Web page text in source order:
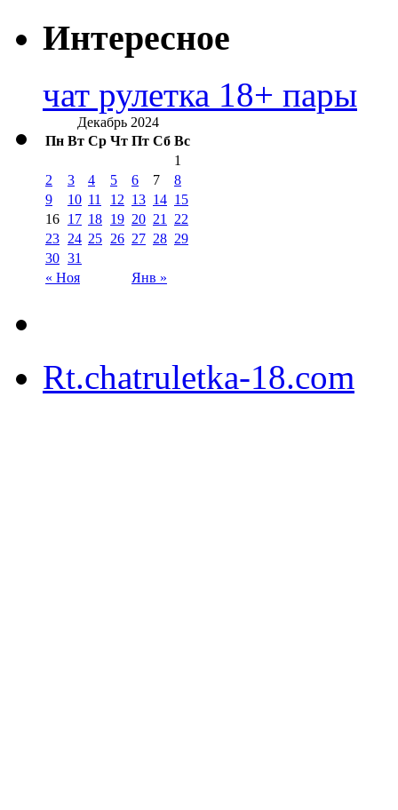
Интересное
чат рулетка 18+ пары
Декабрь 2024
Пн Вт Ср Чт Пт Сб Вс
« Ноя Янв »
1
2
3 4 5 6 7
8
9
10 11 12 13 14 15
16 17 18 19 20 21
22
23 24 25 26 27 28 29
30 31
Rt.chatruletka-18.com